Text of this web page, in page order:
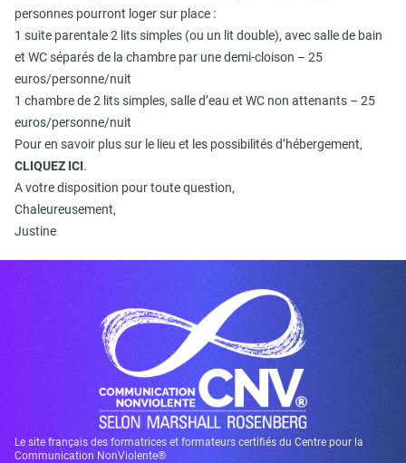
personnes pourront loger sur place :
1 suite parentale 2 lits simples (ou un lit double), avec salle de bain
et WC séparés de la chambre par une demi-cloison – 25
euros/personne/nuit
1 chambre de 2 lits simples, salle d’eau et WC non attenants – 25
euros/personne/nuit
Pour en savoir plus sur le lieu et les possibilités d’hébergement,
CLIQUEZ ICI.
A votre disposition pour toute question,
Chaleureusement,
Justine
Le site français des formatrices et formateurs certifiés du Centre pour la
Communication NonViolente®